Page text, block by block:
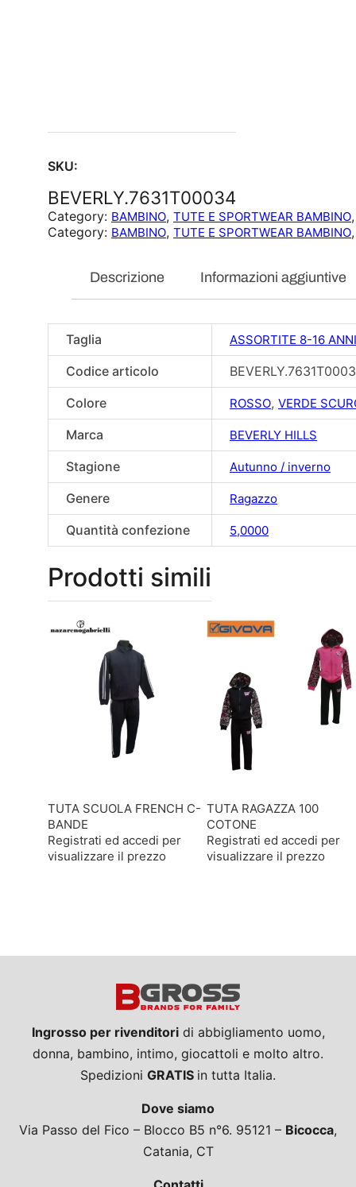
SKU:
BEVERLY.7631T00034
Category: BAMBINO, TUTE E SPORTWEAR BAMBINO
Category: BAMBINO, TUTE E SPORTWEAR BAMBINO
Descrizione Informazioni aggiuntive
Taglia ASSORTITE 8-16 ANNI
Codice articolo
Colore
ROSSO, VERDE
Marca BEVERLY HILLS
Stagione Autunno / inverno
Genere Ragazzo
Quantità confezione 5,0000
Prodotti simili
TUTA SCUOLA FRENCH C-
BANDE
Registrati ed accedi per
visualizzare il prezzo
TUTA RAGAZZA 100
COTONE
Registrati ed accedi per
visualizzare il prezzo
Ingrosso per rivenditoridi abbigliamento uomo,
donna, bambino, intimo, giocattoli e molto altro.
Spedizioni GRATIS in tutta Italia.
Dove siamo
Via Passo del Fico – Blocco B5 n°6. 95121 – Bicocca,
Catania, CT